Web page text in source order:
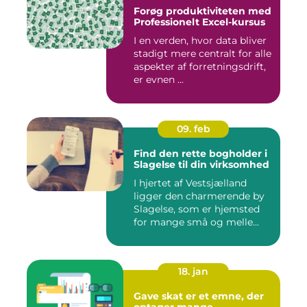
Forøg produktiviteten med
Professionelt Excel-kursus
I en verden, hvor data bliver
stadigt mere centralt for alle
aspekter af forretningsdrift,
er evnen ...
09. feb
Find den rette bogholder i
Slagelse til din virksomhed
I hjertet af Vestsjælland
ligger den charmerende by
Slagelse, som er hjemsted
for mange små og melle...
18. jan
Gave skat er et emne, der